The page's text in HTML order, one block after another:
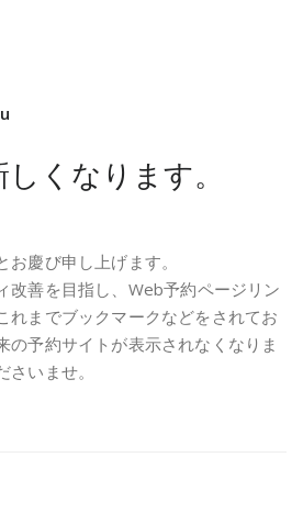
くなります。
慶び申し上げます。
改善を目指し、Web予約ページリン
れまでブックマークなどをされてお
の予約サイトが表示されなくなりま
いませ。